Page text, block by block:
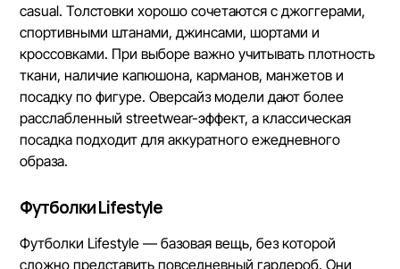
casual. Толстовки хорошо сочетаются с джоггерами,
спортивными штанами, джинсами, шортами и
кроссовками. При выборе важно учитывать плотность
ткани, наличие капюшона, карманов, манжетов и
посадку по фигуре. Оверсайз модели дают более
расслабленный streetwear-эффект, а классическая
посадка подходит для аккуратного ежедневного
образа.
Футболки Lifestyle
Футболки Lifestyle — базовая вещь, без которой
сложно представить повседневный гардероб. Они